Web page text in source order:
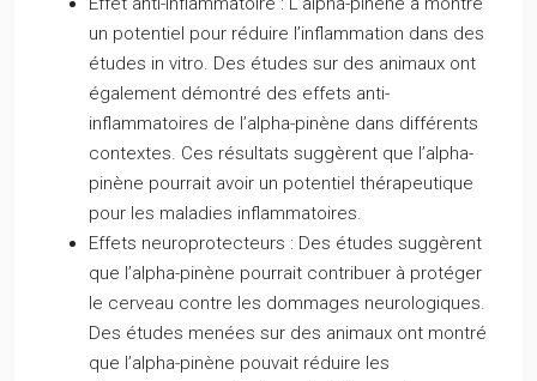
un potentiel pour réduire l’inflammation dans des
études in vitro. Des études sur des animaux ont
également démontré des effets anti-
inflammatoires de l’alpha-pinène dans différents
contextes. Ces résultats suggèrent que l’alpha-
pinène pourrait avoir un potentiel thérapeutique
pour les maladies inflammatoires.
Effets neuroprotecteurs : Des études suggèrent
que l’alpha-pinène pourrait contribuer à protéger
le cerveau contre les dommages neurologiques.
Des études menées sur des animaux ont montré
que l’alpha-pinène pouvait réduire les